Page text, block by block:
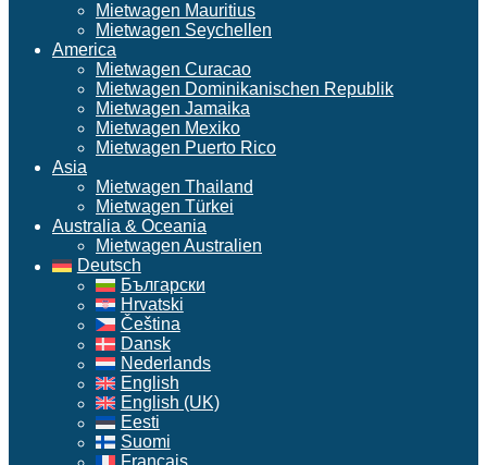
Mietwagen Mauritius
Mietwagen Seychellen
America
Mietwagen Curacao
Mietwagen Dominikanischen Republik
Mietwagen Jamaika
Mietwagen Mexiko
Mietwagen Puerto Rico
Asia
Mietwagen Thailand
Mietwagen Türkei
Australia & Oceania
Mietwagen Australien
Deutsch
Български
Hrvatski
Čeština
Dansk
Nederlands
English
English (UK)
Eesti
Suomi
Français